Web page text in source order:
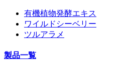
有機植物発酵エキス
ワイルドシーベリー
ツルアラメ
製品一覧